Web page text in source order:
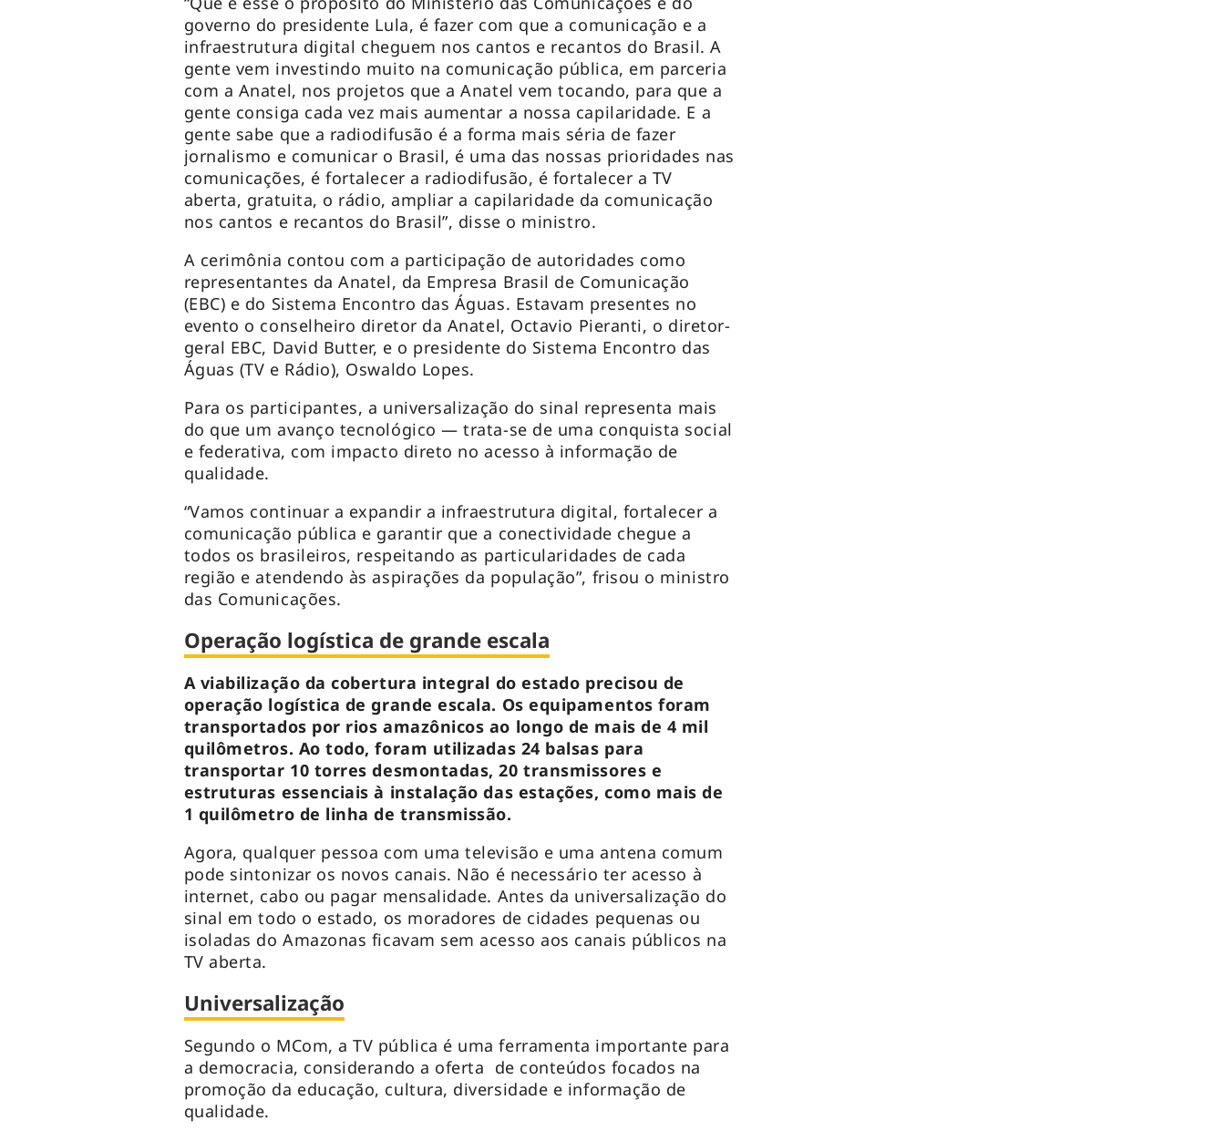
governo do presidente Lula, é fazer com que a comunicação e a
infraestrutura digital cheguem nos cantos e recantos do Brasil. A
gente vem investindo muito na comunicação pública, em parceria
com a Anatel, nos projetos que a Anatel vem tocando, para que a
gente consiga cada vez mais aumentar a nossa capilaridade. E a
gente sabe que a radiodifusão é a forma mais séria de fazer
jornalismo e comunicar o Brasil, é uma das nossas prioridades nas
comunicações, é fortalecer a radiodifusão, é fortalecer a TV
aberta, gratuita, o rádio, ampliar a capilaridade da comunicação
nos cantos e recantos do Brasil”, disse o ministro.
A cerimônia contou com a participação de autoridades como
representantes da Anatel, da Empresa Brasil de Comunicação
(EBC) e do Sistema Encontro das Águas. Estavam presentes no
evento o conselheiro diretor da Anatel, Octavio Pieranti, o diretor-
geral EBC, David Butter, e o presidente do Sistema Encontro das
Águas (TV e Rádio), Oswaldo Lopes.
Para os participantes, a universalização do sinal representa mais
do que um avanço tecnológico — trata-se de uma conquista social
e federativa, com impacto direto no acesso à informação de
qualidade.
“Vamos continuar a expandir a infraestrutura digital, fortalecer a
comunicação pública e garantir que a conectividade chegue a
todos os brasileiros, respeitando as particularidades de cada
região e atendendo às aspirações da população”, frisou o ministro
das Comunicações.
Operação logística de grande escala
A viabilização da cobertura integral do estado precisou de
operação logística de grande escala. Os equipamentos foram
transportados por rios amazônicos ao longo de mais de 4 mil
quilômetros. Ao todo, foram utilizadas 24 balsas para
transportar 10 torres desmontadas, 20 transmissores e
estruturas essenciais à instalação das estações, como mais de
1 quilômetro de linha de transmissão.
Agora, qualquer pessoa com uma televisão e uma antena comum
pode sintonizar os novos canais. Não é necessário ter acesso à
internet, cabo ou pagar mensalidade. Antes da universalização do
sinal em todo o estado, os moradores de cidades pequenas ou
isoladas do Amazonas ficavam sem acesso aos canais públicos na
TV aberta.
Universalização
Segundo o MCom, a TV pública é uma ferramenta importante para
a democracia, considerando a oferta de conteúdos focados na
promoção da educação, cultura, diversidade e informação de
qualidade.